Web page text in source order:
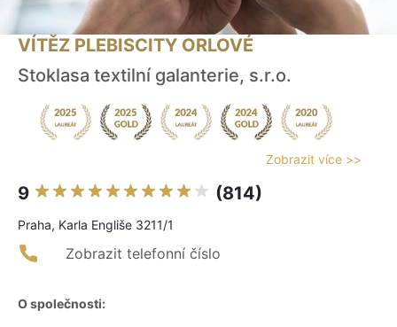
VÍTĚZ PLEBISCITY ORLOVÉ
Stoklasa textilní galanterie, s.r.o.
Zobrazit více >>
9 (814)
Praha, Karla Engliše 3211/1
Zobrazit telefonní číslo
O společnosti: